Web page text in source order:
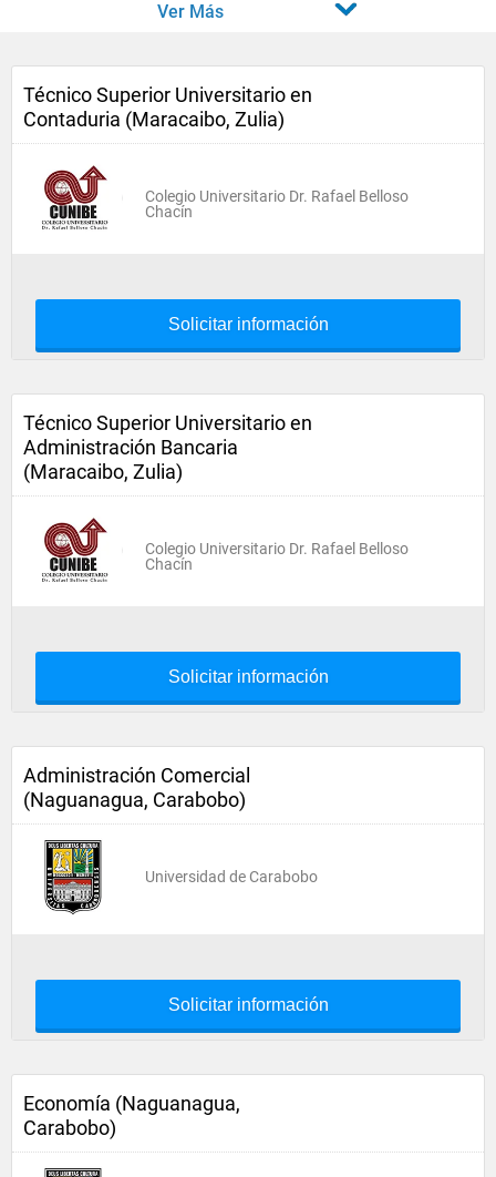
Ver Más
Técnico Superior Universitario en
Contaduria (Maracaibo, Zulia)
Colegio Universitario Dr. Rafael Belloso
Chacín
Solicitar información
Técnico Superior Universitario en
Administración Bancaria
(Maracaibo, Zulia)
Colegio Universitario Dr. Rafael Belloso
Chacín
Solicitar información
Administración Comercial
(Naguanagua, Carabobo)
Universidad de Carabobo
Solicitar información
Economía (Naguanagua,
Carabobo)